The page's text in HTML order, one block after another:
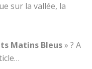
sur la vallée, la
Matins Bleus» ? A